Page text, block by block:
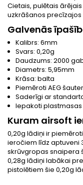
Cietais, pulētais
uzkrāšanos
Galvenās
Kalibrs: 6mm
Svars: 0,20g
Daudzums: 2000
Diametrs: 5,95mm
Krāsa: balta
Piemēroti AEG
Saderīgi ar
Iepakoti
Kuram airsoft
0,20g lādiņi ir
ieročiem līdz aptuveni
skrūvgropas snaipera
0,28g lādiņi labākai
pistolētiem šie 0,20g